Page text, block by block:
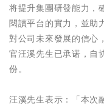
将提升集團研發能力，
閱讀平台的實力，並助
對公司未來發展的信心
官汪溪先生已承诺，自
份。
汪溪先生表示：「本次